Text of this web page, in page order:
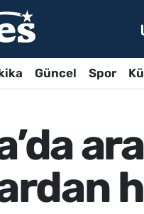
Güncel Spor